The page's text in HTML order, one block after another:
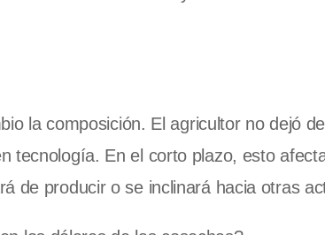
la composición. El agricultor no dejó
tecnología. En el corto plazo, esto
de producir o se inclinará hacia otras